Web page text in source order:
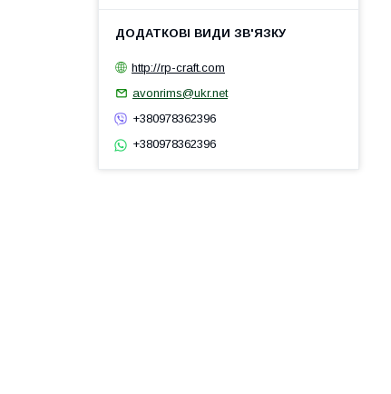
http://rp-craft.com
avonrims@ukr.net
+380978362396
+380978362396